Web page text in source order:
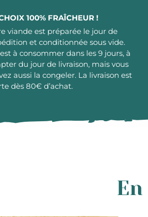
100% FRAÎCHEUR !
viande est préparée le jour de
et conditionnée sous vide.
à consommer dans les 9 jours, à
du jour de livraison, mais vous
aussi la congeler. La livraison est
dès 80€ d’achat.